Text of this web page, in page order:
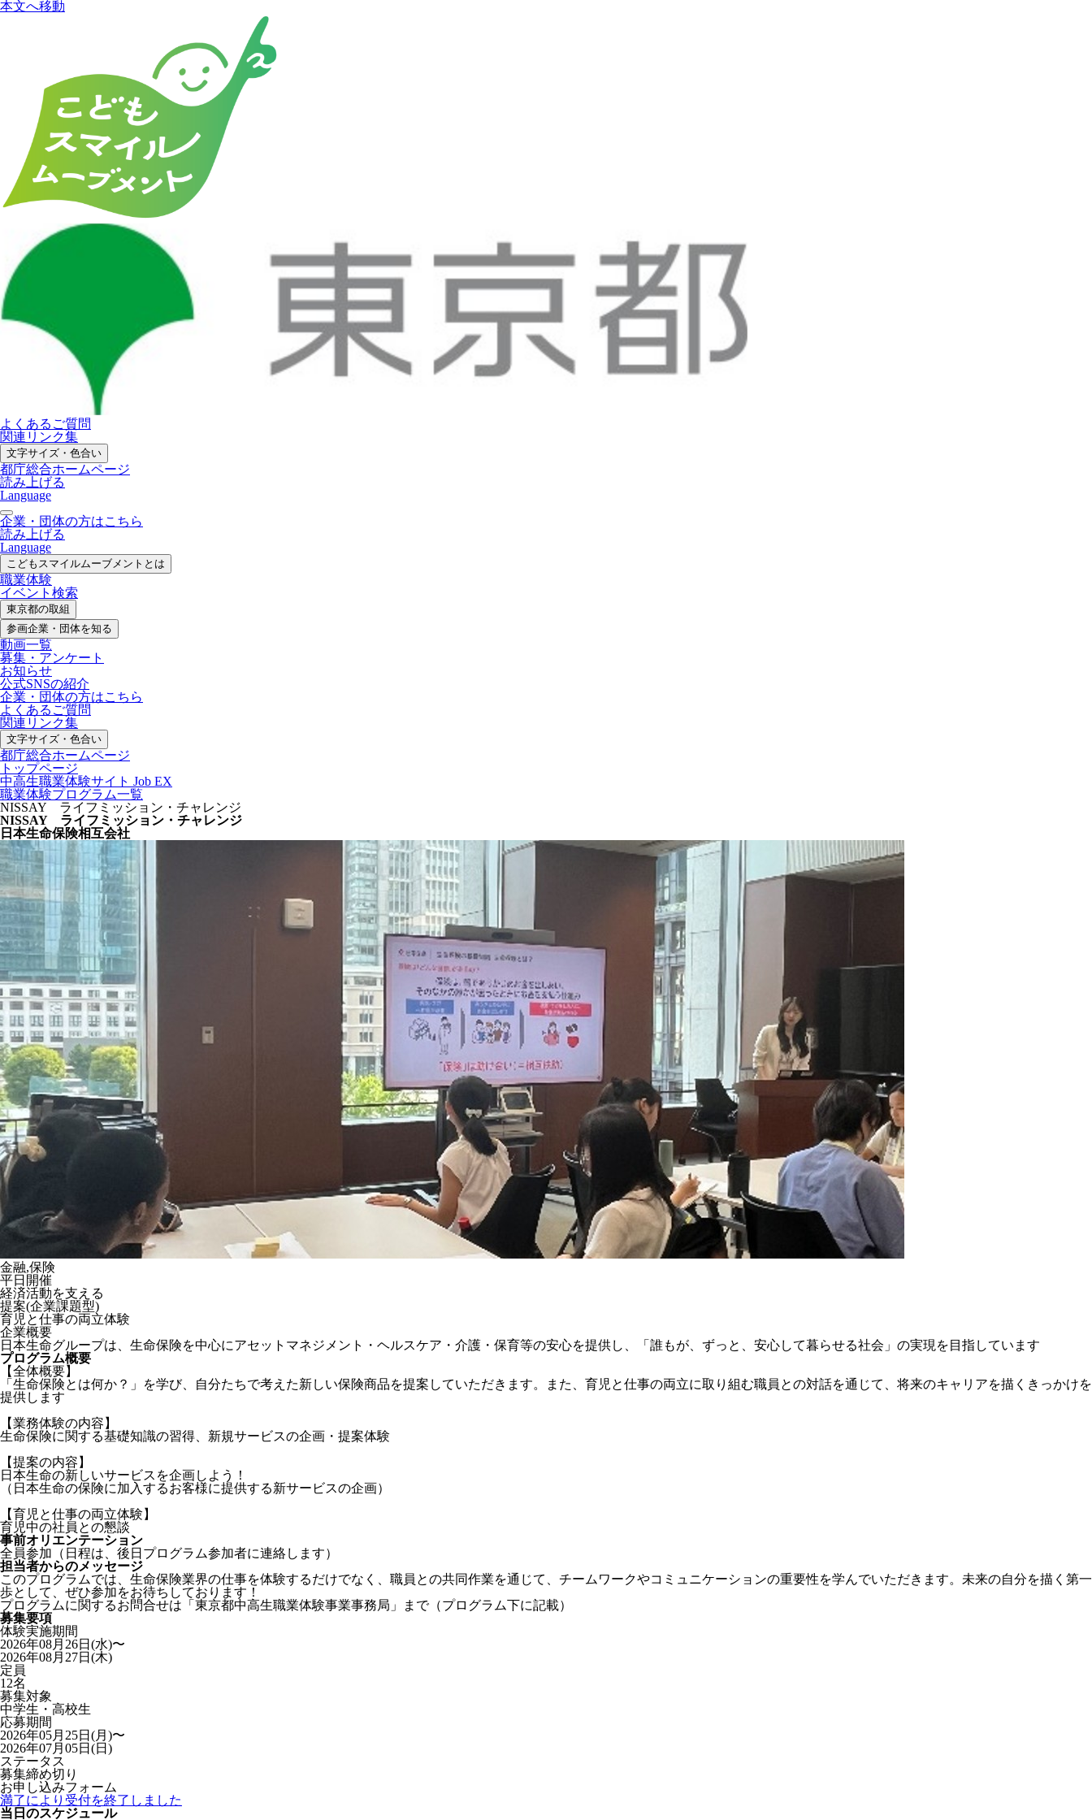
本文へ移動
よくあるご質問
関連リンク集
文字サイズ・色合い
都庁総合ホームページ
読み上げる
Language
企業・団体の方はこちら
読み上げる
Language
こどもスマイルムーブメントとは
職業体験
イベント検索
東京都の取組
参画企業・ 団体を知る
動画一覧
募集・ アンケート
お知らせ
公式SNSの紹介
企業・団体の方はこちら
よくあるご質問
関連リンク集
文字サイズ・色合い
都庁総合ホームページ
トップページ
中高生職業体験サイト Job EX
職業体験プログラム一覧
NISSAY ライフミッション・チャレンジ
NISSAY ライフミッション・チャレンジ
日本生命保険相互会社
金融,保険
平日開催
経済活動を支える
提案(企業課題型)
育児と仕事の両立体験
企業概要
日本生命グループは、生命保険を中心にアセットマネジメント・ヘルスケア・介護・保育等の安心を提供し、「誰もが、ずっと、安心して暮らせる社会」の実現を目指しています
プログラム概要
【全体概要】
「生命保険とは何か？」を学び、自分たちで考えた新しい保険商品を提案していただきます。また、育児と仕事の両立に取り組む職員との対話を通じて、将来のキャリアを描くきっかけを
提供します
【業務体験の内容】
生命保険に関する基礎知識の習得、新規サービスの企画・提案体験
【提案の内容】
日本生命の新しいサービスを企画しよう！
（日本生命の保険に加入するお客様に提供する新サービスの企画）
【育児と仕事の両立体験】
育児中の社員との懇談
事前オリエンテーション
全員参加（日程は、後日プログラム参加者に連絡します）
担当者からのメッセージ
このプログラムでは、生命保険業界の仕事を体験するだけでなく、職員との共同作業を通じて、チームワークやコミュニケーションの重要性を学んでいただきます。未来の自分を描く第一
歩として、ぜひ参加をお待ちしております！
プログラムに関するお問合せは「東京都中高生職業体験事業事務局」まで（プログラム下に記載）
募集要項
体験実施期間
2026年08月26日(水)〜
2026年08月27日(木)
定員
12名
募集対象
中学生・高校生
応募期間
2026年05月25日(月)〜
2026年07月05日(日)
ステータス
募集締め切り
お申し込みフォーム
満了により受付を終了しました
当日のスケジュール